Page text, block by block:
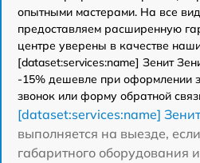
опытными мастерами. На все
предоставляем расширенную
центре уверены в качестве
[dataset:services:name] Зенит
-15% дешевле при оформлении
звонок или форму обратной
[dataset:services:name]
выполняется на выезде,
габаритного оборудования